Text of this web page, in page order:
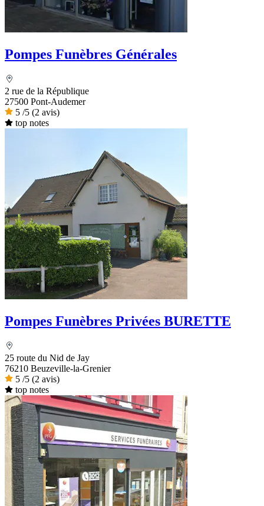
Pompes Funèbres Générales
2 rue de la République
27500 Pont-Audemer
5 /5 (2 avis)
top notes
Pompes Funèbres Privées BURETTE
25 route du Nid de Jay
76210 Beuzeville-la-Grenier
5 /5 (2 avis)
top notes